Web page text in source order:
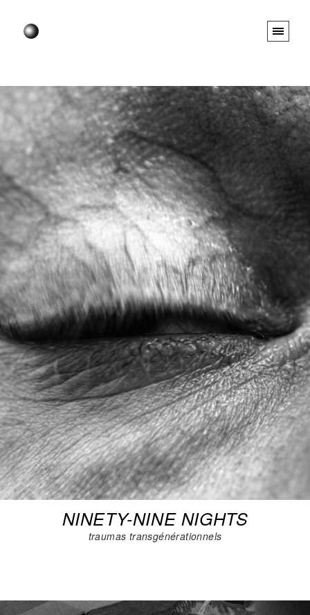
NINETY-NINE NIGHTS
traumas transgénérationnels